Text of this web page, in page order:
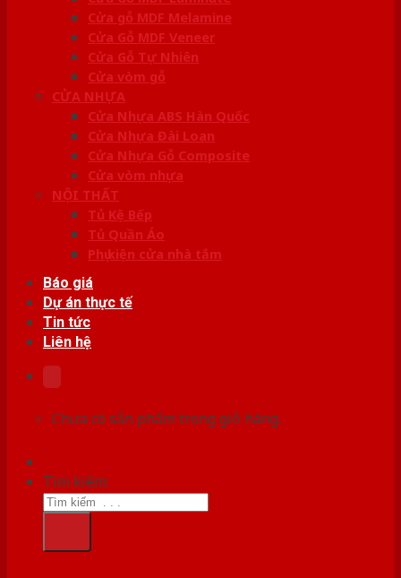
Cửa gỗ MDF Melamine
Cửa Gỗ MDF Veneer
Cửa Gỗ Tự Nhiên
Cửa vòm gỗ
CỬA NHỰA
Cửa Nhựa ABS Hàn Quốc
Cửa Nhựa Đài Loan
Cửa Nhựa Gỗ Composite
Cửa vòm nhựa
NỘI THẤT
Tủ Kệ Bếp
Tủ Quần Áo
Phụ kiện cửa nhà tắm
Báo giá
Dự án thực tế
Tin tức
Liên hệ
Chưa có sản phẩm trong giỏ hàng.
Tìm kiếm: